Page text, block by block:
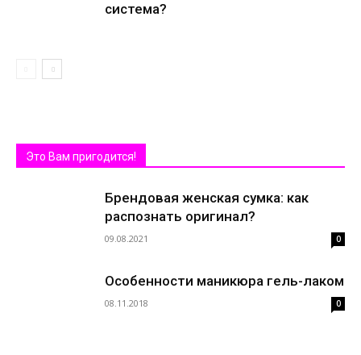
система?
Это Вам пригодится!
Брендовая женская сумка: как
распознать оригинал?
09.08.2021 0
Особенности маникюра гель-лаком
08.11.2018 0